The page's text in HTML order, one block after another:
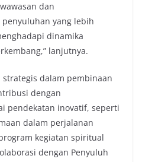
dan
yang lebih
dinamika
lanjutnya.
dalam pembinaan
dengan
pendekatan inovatif, seperti
dalam perjalanan
kegiatan spiritual
dengan Penyuluh